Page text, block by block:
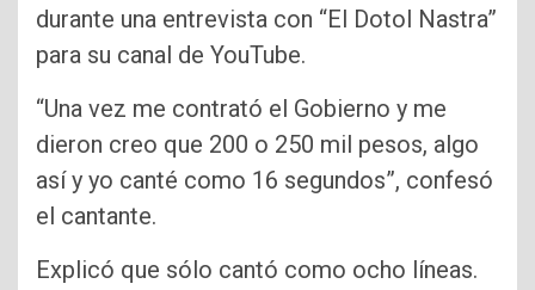
durante una entrevista con “El Dotol Nastra”
para su canal de YouTube.
“Una vez me contrató el Gobierno y me
dieron creo que 200 o 250 mil pesos, algo
así y yo canté como 16 segundos”, confesó
el cantante.
Explicó que sólo cantó como ocho líneas.